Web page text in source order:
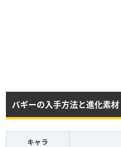
バギーの入手方法と進化素材
キャラ